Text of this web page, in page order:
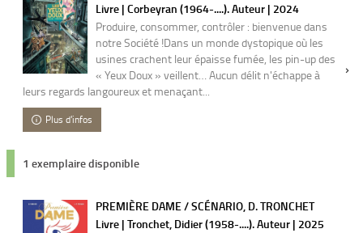
Livre | Corbeyran (1964-....). Auteur | 2024
Produire, consommer, contrôler : bienvenue dans
notre Société !Dans un monde dystopique où les
usines crachent leur épaisse fumée, les pin-up des
« Yeux Doux » veillent… Aucun délit n'échappe à
leurs regards langoureux et menaçant...
Plus d'infos
1 exemplaire disponible
PREMIÈRE DAME / SCÉNARIO, D. TRONCHET
Livre | Tronchet, Didier (1958-....). Auteur | 2025